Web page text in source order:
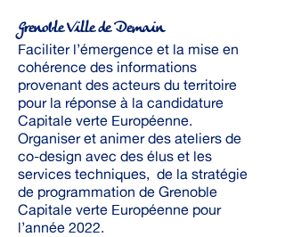
Grenoble Ville de Demain
Faciliter l’émergence et la mise en
cohérence des informations
provenant des acteurs du territoire
pour la réponse à la candidature
Capitale verte Européenne.
Organiser et animer des ateliers de
co-design avec des élus et les
services techniques, de la stratégie
de programmation de Grenoble
Capitale verte Européenne pour
l’année 2022.